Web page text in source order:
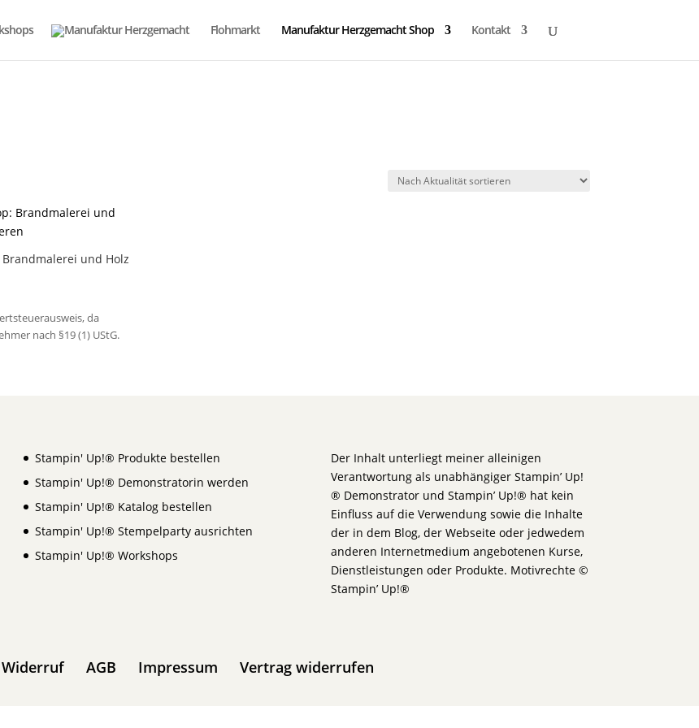
Flohmarkt Manufaktur Herzgemacht Shop Kontakt
und Holz
da
nach §19 (1) UStG.
Stampin' Up!® Produkte bestellen
Stampin' Up!® Demonstratorin werden
Stampin' Up!® Katalog bestellen
Stampin' Up!® Stempelparty ausrichten
Stampin' Up!® Workshops
Der Inhalt unterliegt meiner alleinigen
Verantwortung als unabhängiger Stampin’ Up!
® Demonstrator und Stampin’ Up!® hat kein
Einfluss auf die Verwendung sowie die Inhalte
der in dem Blog, der Webseite oder jedwedem
anderen Internetmedium angebotenen Kurse,
Dienstleistungen oder Produkte. Motivrechte ©
Stampin’ Up!®
Widerruf AGB Impressum Vertrag widerrufen